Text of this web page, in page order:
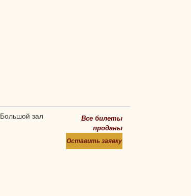
Большой зал
Все билеты
проданы
Оставить заявку